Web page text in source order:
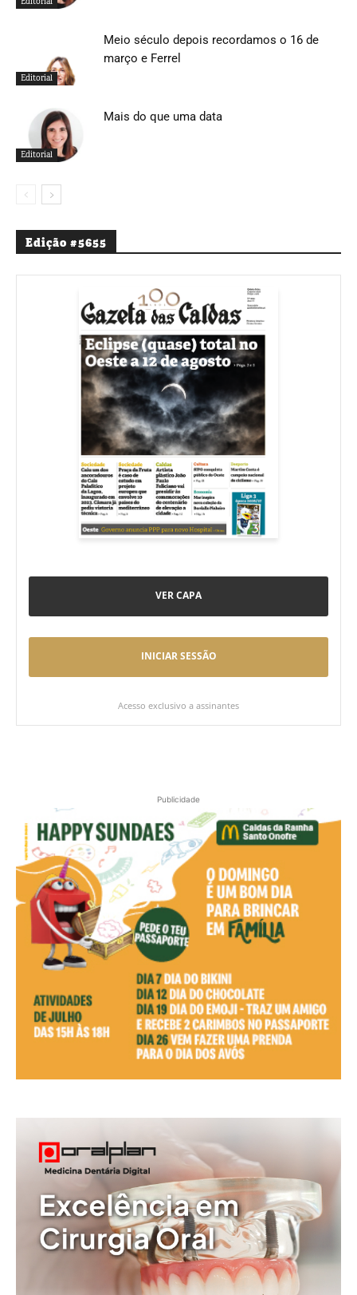
Editorial
Meio século depois recordamos o 16 de
março e Ferrel
Editorial
Mais do que uma data
Edição #5655
VER CAPA
INICIAR SESSÃO
Acesso exclusivo a assinantes
Publicidade